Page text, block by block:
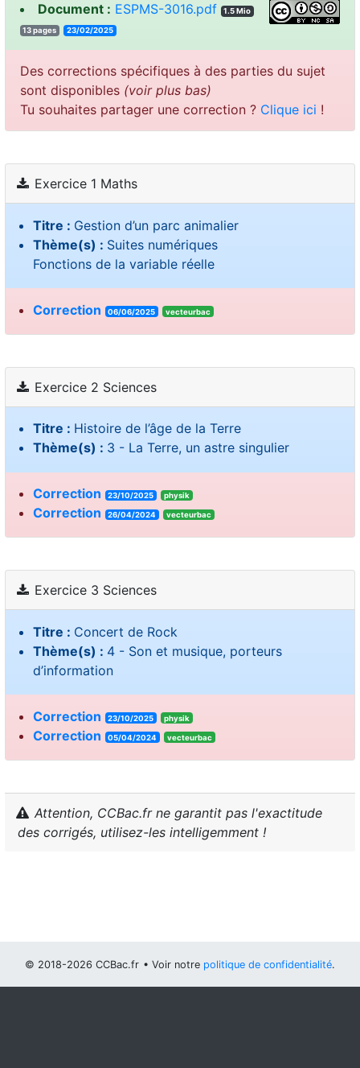
Document : ESPMS-3016.pdf 1.5 Mio
13 pages 23/02/2025
Des corrections spécifiques à des parties du sujet
sont disponibles (voir plus bas)
Tu souhaites partager une correction ? Clique ici !
Exercice 1 Maths
Titre : Gestion d’un parc animalier
Thème(s) : Suites numériques
Fonctions de la variable réelle
Correction 06/06/2025 vecteurbac
Exercice 2 Sciences
Titre : Histoire de l’âge de la Terre
Thème(s) : 3 - La Terre, un astre singulier
Correction 23/10/2025 physik
Correction 26/04/2024 vecteurbac
Exercice 3 Sciences
Titre : Concert de Rock
Thème(s) : 4 - Son et musique, porteurs
d’information
Correction 23/10/2025 physik
Correction 05/04/2024 vecteurbac
Attention, CCBac.fr ne garantit pas l'exactitude
des corrigés, utilisez-les intelligemment !
© 2018-2026 CCBac.fr • Voir notre politique de confidentialité.